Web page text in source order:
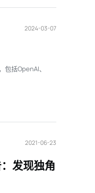
2024-03-07
括OpenAI、
2021-06-23
发现独角